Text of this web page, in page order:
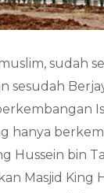
sudah
sesudah
hanya
Hussein bin
Masjid King